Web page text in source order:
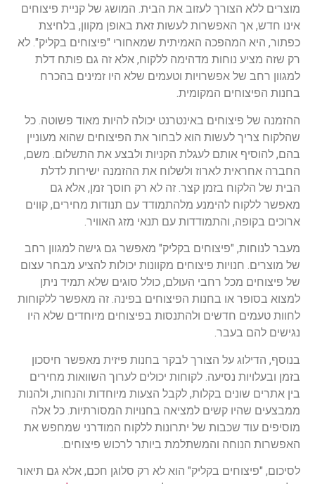
מוצרים ללא הצורך לעזוב את הבית. המושג של קניית פיצוחים
אינו חדש, אך האפשרות לעשות זאת באופן מקוון, בלחיצת
כפתור, היא המהפכה האמיתית שמאחורי "פיצוחים בקליק". לא
רק שזה מציע נוחות מדהימה ללקוח, אלא זה גם פותח דלת
למגוון רחב של אפשרויות וטעמים שלא היו זמינים בהכרח
בחנות הפיצוחים המקומית.
ההזמנה של פיצוחים באינטרנט יכולה להיות מאוד פשוטה. כל
שהלקוח צריך לעשות הוא לבחור את הפיצוחים שהוא מעוניין
בהם, להוסיף אותם לעגלת הקניות ולבצע את התשלום. משם,
החברה אחראית לארוז ולשלוח את ההזמנה ישירות לדלת
הבית של הלקוח בזמן קצר. זה לא רק חוסך זמן, אלא גם
מאפשר ללקוח להימנע מלהתמודד עם תנודות מחירים, קווים
ארוכים בקופה, והתמודדות עם תנאי מזג האוויר.
מעבר לנוחות, "פיצוחים בקליק" מאפשר גם גישה למגוון רחב
של מוצרים. חנויות פיצוחים מקוונות יכולות להציע מבחר עצום
של פיצוחים מכל רחבי העולם, כולל סוגים שלא תמיד ניתן
למצוא בסופר או בחנות הפיצוחים בפינה. זה מאפשר ללקוחות
לחוות טעמים חדשים ולהתנסות בפיצוחים מיוחדים שלא היו
נגישים להם בעבר.
בנוסף, הדילוג על הצורך לבקר בחנות פיזית מאפשר חיסכון
בזמן ובעלויות נסיעה. לקוחות יכולים לערוך השוואות מחירים
בין אתרים שונים בקלות, לקבל הצעות מיוחדות והנחות, ולהנות
ממבצעים שהיו קשים למציאה בחנויות המסורתיות. כל אלה
מוסיפים עוד שכבות של יתרונות ללקוח המודרני שמחפש את
האפשרות הנוחה והמשתלמת ביותר לרכוש פיצוחים.
לסיכום, "פיצוחים בקליק" הוא לא רק סלוגן חכם, אלא גם תיאור